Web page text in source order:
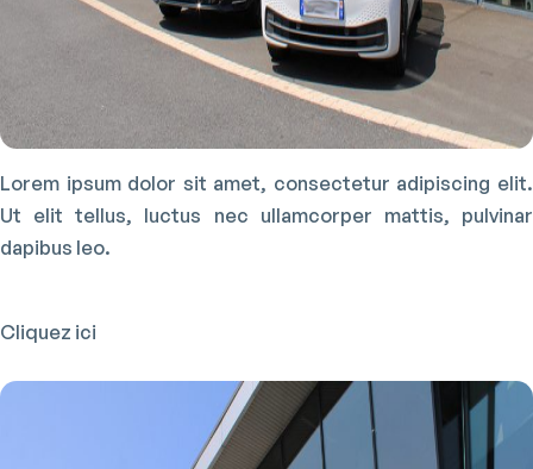
Lorem ipsum dolor sit amet, consectetur adipiscing elit.
Ut elit tellus, luctus nec ullamcorper mattis, pulvinar
dapibus leo.
Cliquez ici